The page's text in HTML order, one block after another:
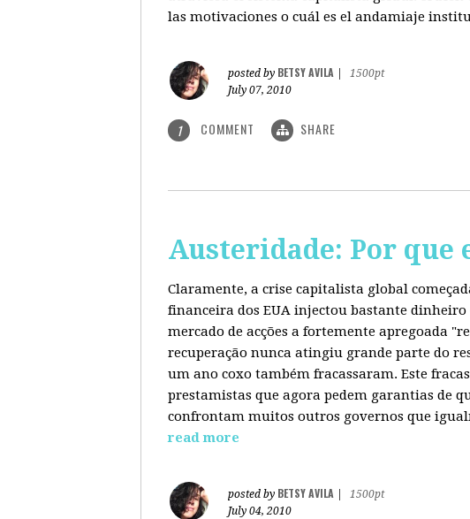
las motivaciones o cuál es el andamiaje
posted by BETSY AVILA
1500pt
July 07, 2010
1 COMMENT SHARE
Austeridade: Por que
Claramente, a crise capitalista global
financeira dos EUA injectou bastante
mercado de acções a fortemente apregoada
recuperação nunca atingiu grande parte do
um ano coxo também fracassaram. Este
prestamistas que agora pedem garantias de
confrontam muitos outros governos que
read more
posted by BETSY AVILA
1500pt
July 04, 2010